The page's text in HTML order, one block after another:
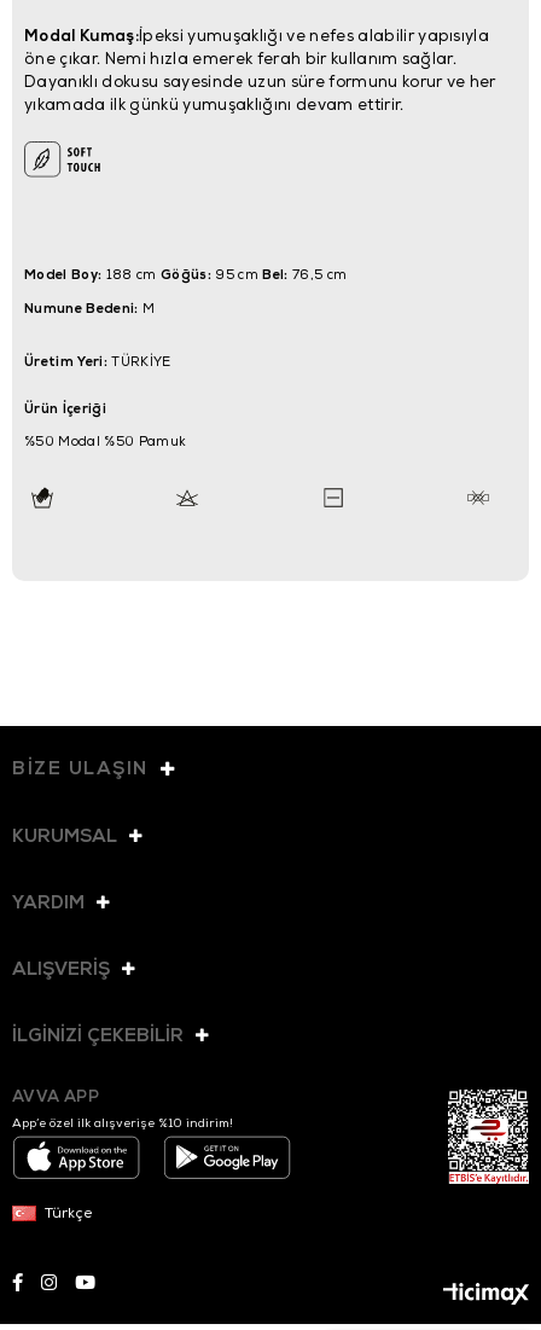
Modal Kumaş:İpeksi yumuşaklığı ve nefes alabilir yapısıyla
öne çıkar. Nemi hızla emerek ferah bir kullanım sağlar.
Dayanıklı dokusu sayesinde uzun süre formunu korur ve her
yıkamada ilk günkü yumuşaklığını devam ettirir.
Model Boy: 188 cm Göğüs:95 cmBel: 76,5 cm
Numune Bedeni: M
Üretim Yeri:TÜRKİYE
Ürün İçeriği
%50 Modal %50 Pamuk
BİZE ULAŞIN
KURUMSAL
YARDIM
ALIŞVERİŞ
İLGİNİZİ ÇEKEBİLİR
AVVA APP
App’e özel ilk alışverişe %10 indirim!
Türkçe